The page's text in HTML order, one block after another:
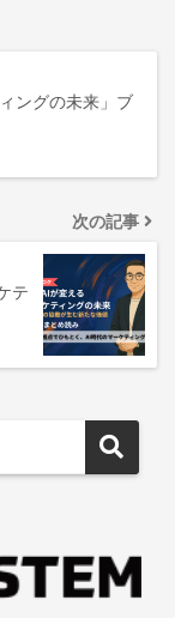
ングの未来」ブ
次の記事
テ